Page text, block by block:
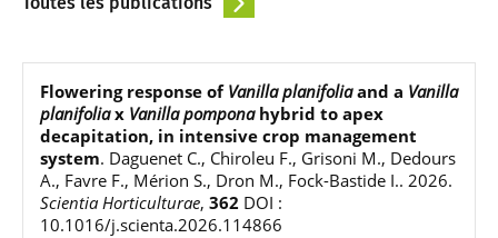
Flowering response of Vanilla planifoliaand a Vanilla
planifoliax Vanilla pomponahybrid to apex
decapitation, in intensive crop management
system. Daguenet C., Chiroleu F., Grisoni M., Dedours
A., Favre F., Mérion S., Dron M., Fock-Bastide I.. 2026.
Scientia Horticulturae, 362 DOI :
10.1016/j.scienta.2026.114866